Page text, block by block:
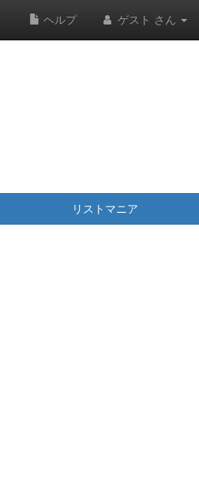
ヘルプ ゲスト さん
リストマニア